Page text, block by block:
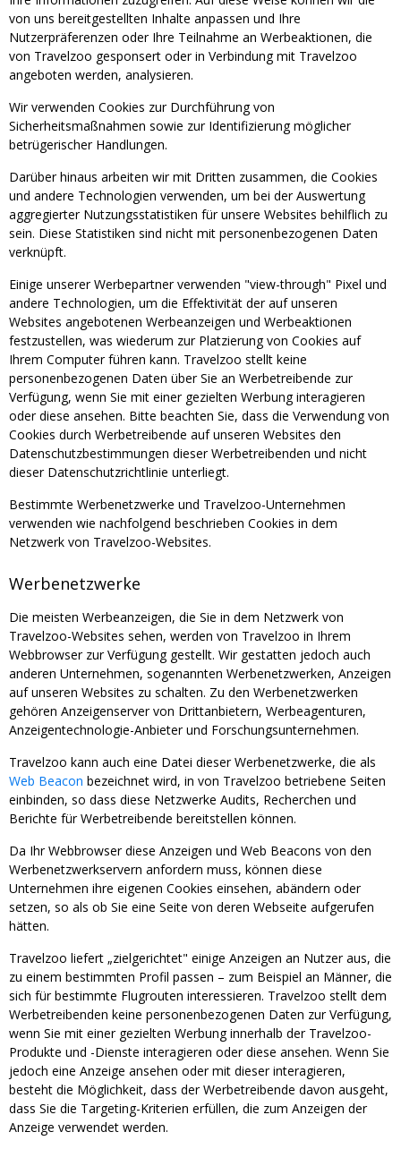
von uns bereitgestellten Inhalte anpassen und Ihre
Nutzerpräferenzen oder Ihre Teilnahme an Werbeaktionen, die
von Travelzoo gesponsert oder in Verbindung mit Travelzoo
angeboten werden, analysieren.
Wir verwenden Cookies zur Durchführung von
Sicherheitsmaßnahmen sowie zur Identifizierung möglicher
betrügerischer Handlungen.
Darüber hinaus arbeiten wir mit Dritten zusammen, die Cookies
und andere Technologien verwenden, um bei der Auswertung
aggregierter Nutzungsstatistiken für unsere Websites behilflich zu
sein. Diese Statistiken sind nicht mit personenbezogenen Daten
verknüpft.
Einige unserer Werbepartner verwenden "view-through" Pixel und
andere Technologien, um die Effektivität der auf unseren
Websites angebotenen Werbeanzeigen und Werbeaktionen
festzustellen, was wiederum zur Platzierung von Cookies auf
Ihrem Computer führen kann. Travelzoo stellt keine
personenbezogenen Daten über Sie an Werbetreibende zur
Verfügung, wenn Sie mit einer gezielten Werbung interagieren
oder diese ansehen. Bitte beachten Sie, dass die Verwendung von
Cookies durch Werbetreibende auf unseren Websites den
Datenschutzbestimmungen dieser Werbetreibenden und nicht
dieser Datenschutzrichtlinie unterliegt.
Bestimmte Werbenetzwerke und Travelzoo-Unternehmen
verwenden wie nachfolgend beschrieben Cookies in dem
Netzwerk von Travelzoo-Websites.
Werbenetzwerke
Die meisten Werbeanzeigen, die Sie in dem Netzwerk von
Travelzoo-Websites sehen, werden von Travelzoo in Ihrem
Webbrowser zur Verfügung gestellt. Wir gestatten jedoch auch
anderen Unternehmen, sogenannten Werbenetzwerken, Anzeigen
auf unseren Websites zu schalten. Zu den Werbenetzwerken
gehören Anzeigenserver von Drittanbietern, Werbeagenturen,
Anzeigentechnologie-Anbieter und Forschungsunternehmen.
Travelzoo kann auch eine Datei dieser Werbenetzwerke, die als
Web Beacon bezeichnet wird, in von Travelzoo betriebene Seiten
einbinden, so dass diese Netzwerke Audits, Recherchen und
Berichte für Werbetreibende bereitstellen können.
Da Ihr Webbrowser diese Anzeigen und Web Beacons von den
Werbenetzwerkservern anfordern muss, können diese
Unternehmen ihre eigenen Cookies einsehen, abändern oder
setzen, so als ob Sie eine Seite von deren Webseite aufgerufen
hätten.
Travelzoo liefert „zielgerichtet" einige Anzeigen an Nutzer aus, die
zu einem bestimmten Profil passen – zum Beispiel an Männer, die
sich für bestimmte Flugrouten interessieren. Travelzoo stellt dem
Werbetreibenden keine personenbezogenen Daten zur Verfügung,
wenn Sie mit einer gezielten Werbung innerhalb der Travelzoo-
Produkte und -Dienste interagieren oder diese ansehen. Wenn Sie
jedoch eine Anzeige ansehen oder mit dieser interagieren,
besteht die Möglichkeit, dass der Werbetreibende davon ausgeht,
dass Sie die Targeting-Kriterien erfüllen, die zum Anzeigen der
Anzeige verwendet werden.